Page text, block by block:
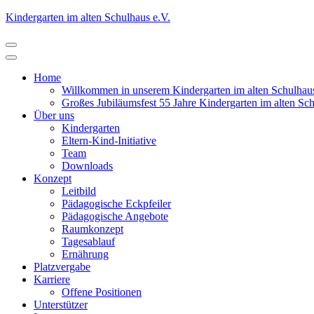
Zum
springen
(Eingabetaste
Kindergarten im alten Schulhaus e.V.
Home
Willkommen in unserem Kindergarten im alten
Großes Jubiläumsfest 55 Jahre Kindergarten im alten
Über uns
Kindergarten
Eltern-Kind-Initiative
Team
Downloads
Konzept
Leitbild
Pädagogische Eckpfeiler
Pädagogische Angebote
Raumkonzept
Tagesablauf
Ernährung
Platzvergabe
Karriere
Offene Positionen
Unterstützer